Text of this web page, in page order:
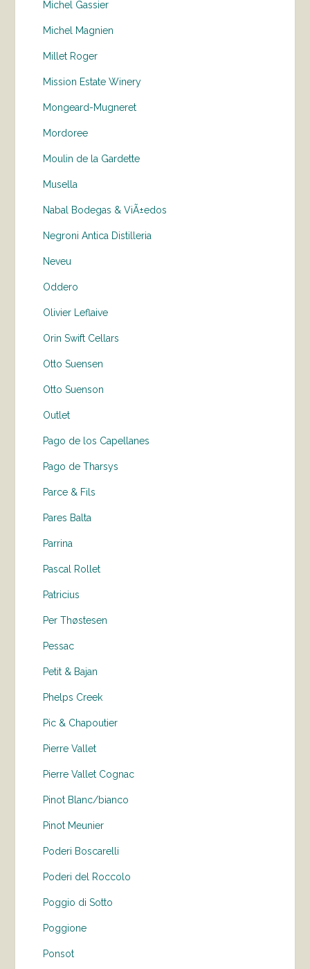
Michel Gassier
Michel Magnien
Millet Roger
Mission Estate Winery
Mongeard-Mugneret
Mordoree
Moulin de la Gardette
Musella
Nabal Bodegas & ViÃ±edos
Negroni Antica Distilleria
Neveu
Oddero
Olivier Leflaive
Orin Swift Cellars
Otto Suensen
Otto Suenson
Outlet
Pago de los Capellanes
Pago de Tharsys
Parce & Fils
Pares Balta
Parrina
Pascal Rollet
Patricius
Per Thøstesen
Pessac
Petit & Bajan
Phelps Creek
Pic & Chapoutier
Pierre Vallet
Pierre Vallet Cognac
Pinot Blanc/bianco
Pinot Meunier
Poderi Boscarelli
Poderi del Roccolo
Poggio di Sotto
Poggione
Ponsot